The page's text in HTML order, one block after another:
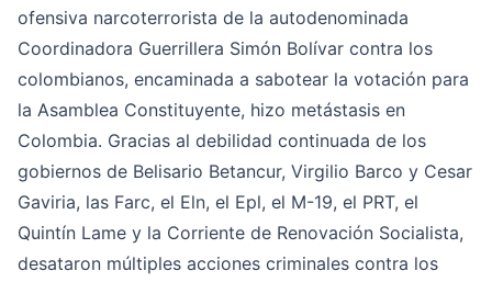
ofensiva narcoterrorista de la autodenominada
Coordinadora Guerrillera Simón Bolívar contra los
colombianos, encaminada a sabotear la votación para
la Asamblea Constituyente, hizo metástasis en
Colombia. Gracias al debilidad continuada de los
gobiernos de Belisario Betancur, Virgilio Barco y Cesar
Gaviria, las Farc, el Eln, el Epl, el M-19, el PRT, el
Quintín Lame y la Corriente de Renovación Socialista,
desataron múltiples acciones criminales contra los